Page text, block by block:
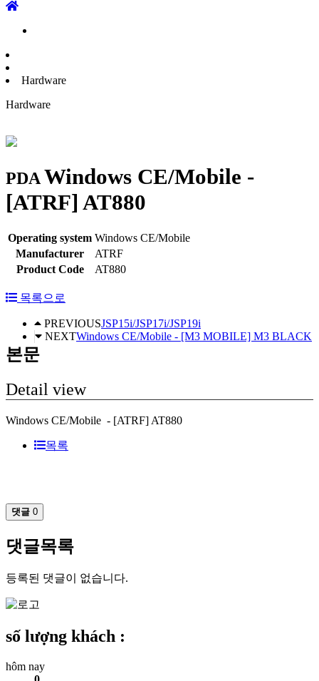
Hardware
Hardware
PDA Windows CE/Mobile -
[ATRF] AT880
Operating system Windows CE/Mobile
Manufacturer
ATRF
Product Code
AT880
목록으로
PREVIOUSJSP15i/JSP17i/JSP19i
NEXTWindows CE/Mobile - [M3 MOBILE] M3 BLACK
본문
Detail view
Windows CE/Mobile - [ATRF] AT880
목록
댓글 0
댓글목록
등록된 댓글이 없습니다.
số lượng khách :
hôm nay